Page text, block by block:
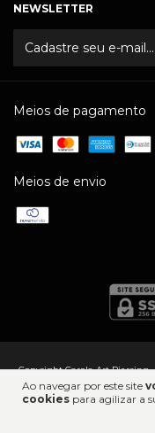
Ao navegar por este site
cookies para agilizar a
NEWSLETTER
Meios de pagamento
Meios de envio
Copyright Carola Art Piercing -